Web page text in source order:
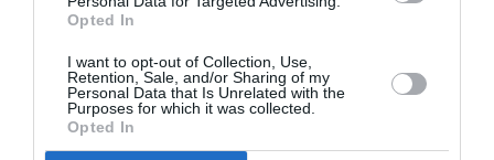
Opted In
I want to opt-out of Collection, Use,
Retention, Sale, and/or Sharing of my
Personal Data that Is Unrelated with the
Purposes for which it was collected.
Opted In
Οι Arab Strap στο
Gazarte Ground
Stage
Ευανθία
Ρεμπούτσικα και
Άρης Δαβαράκης
στην Πάρο